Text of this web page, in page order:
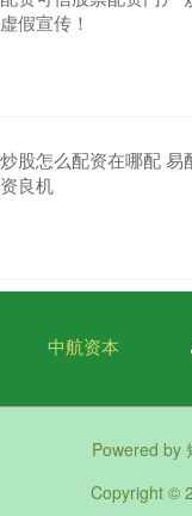
虚假宣传！
炒股怎么配资在哪配
资良机
中航资本
Powered by
Copyright ©